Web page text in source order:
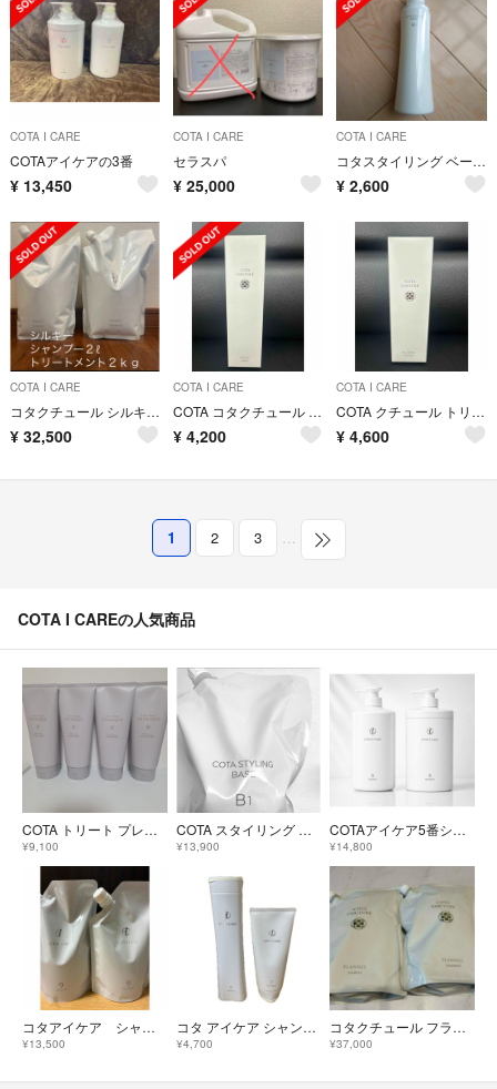
COTA I CARE
COTAアイケアの3番
¥ 13,450
COTA I CARE
セラスパ
¥ 25,000
COTA I CARE
コタスタイリング ベース b1
¥ 2,600
COTA I CARE
コタクチュール シルキー シャンプー ２ℓトリートメント２ｋｇ 詰替
¥ 32,500
COTA I CARE
COTA コタクチュール シャンプー ベルベット 300ml
¥ 4,200
COTA I CARE
COTA クチュール トリートメント シルキー 200g
¥ 4,600
1 2 3 …
COTA I CAREの人気商品
COTA トリート プレミーク ホームケア モイスチャー 200g×4
¥9,100
COTA スタイリング ベース B1 1000ml
¥13,900
COTAアイケア5番シャンプートリートメントセット
¥14,800
コタアイケア シャンプートリートメント
¥13,500
コタ アイケア シャンプー＆トリートメント 7番
¥4,700
コタクチュール フランネル シャンプー トリートメント2L 2kg 業務用 詰替
¥37,000